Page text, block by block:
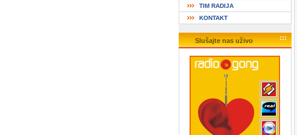
TIM RADIJA
KONTAKT
Slušajte nas uživo :::